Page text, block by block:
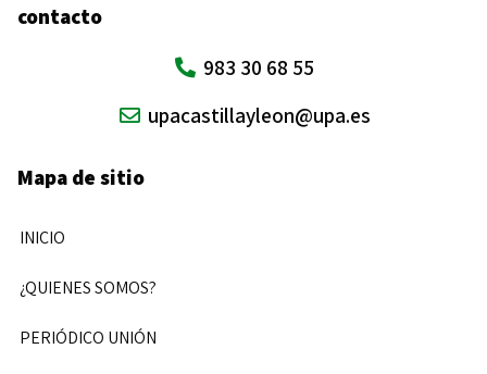
contacto
983 30 68 55
upacastillayleon@upa.es
Mapa de sitio
INICIO
¿QUIENES SOMOS?
PERIÓDICO UNIÓN